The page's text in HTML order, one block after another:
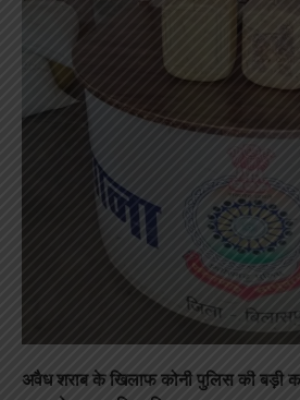
अवैध शराब के खिलाफ कोनी पुलिस की बड़ी